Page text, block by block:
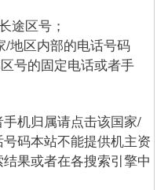
途区号；
/地区内部的电话号码
号的固定电话或者手
机归属请点击该国家/
码本站不能提供机主资
果或者在各搜索引擎中